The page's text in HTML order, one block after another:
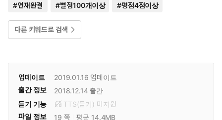
#연재완결 #별점100개이상 #평점4점이상
다른 키워드로 검색
업데이트 2019.01.16 업데이트
출간 정보
2018.12.14 출간
듣기 기능
TTS(듣기) 미 지원
파일 정보
19 쪽 평균 14.4MB